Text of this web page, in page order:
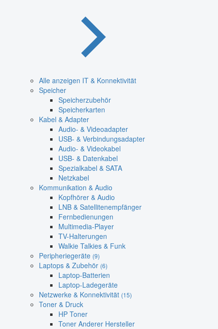
Alle anzeigen IT & Konnektivität
Speicher
Speicherzubehör
Speicherkarten
Kabel & Adapter
Audio- & Videoadapter
USB- & Verbindungsadapter
Audio- & Videokabel
USB- & Datenkabel
Spezialkabel & SATA
Netzkabel
Kommunikation & Audio
Kopfhörer & Audio
LNB & Satellitenempfänger
Fernbedienungen
Multimedia-Player
TV-Halterungen
Walkie Talkies & Funk
Peripheriegeräte (9)
Laptops & Zubehör (6)
Laptop-Batterien
Laptop-Ladegeräte
Netzwerke & Konnektivität (15)
Toner & Druck
HP Toner
Toner Anderer Hersteller